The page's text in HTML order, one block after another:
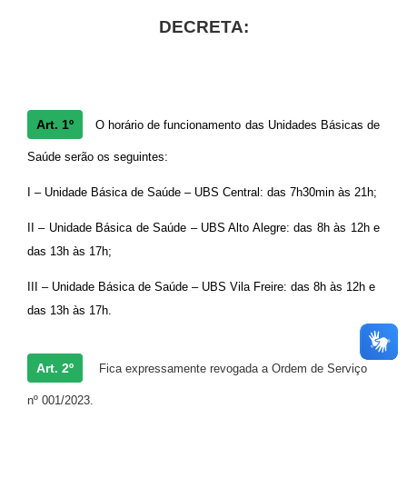
DECRETA:
Art. 1º O horário de funcionamento das Unidades Básicas de
Saúde serão os seguintes:
I – Unidade Básica de Saúde – UBS Central: das 7h30min às 21h;
II – Unidade Básica de Saúde – UBS Alto Alegre: das 8h às 12h e
das 13h às 17h;
III – Unidade Básica de Saúde – UBS Vila Freire: das 8h às 12h e
das 13h às 17h.
Art. 2º Fica expressamente revogada a Ordem de Serviço
nº 001/2023.